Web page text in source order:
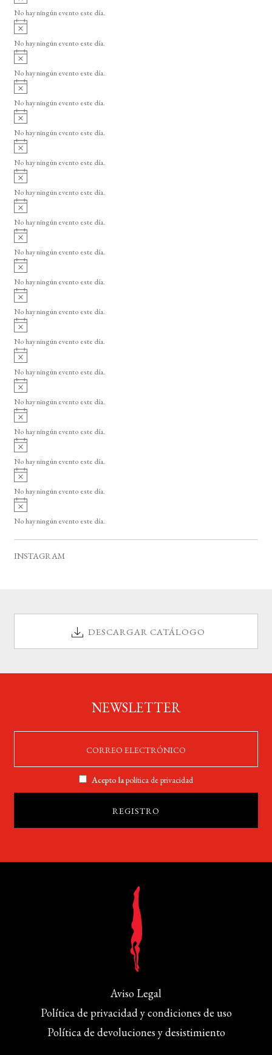
o
v
i
o
No hay ningún evento este día.
A
v
i
o
No hay ningún evento este día.
A
v
i
o
No hay ningún evento este día.
A
v
i
o
No hay ningún evento este día.
A
v
i
o
No hay ningún evento este día.
A
v
i
o
No hay ningún evento este día.
A
v
i
o
No hay ningún evento este día.
A
v
i
o
No hay ningún evento este día.
A
v
i
o
No hay ningún evento este día.
A
v
i
o
No hay ningún evento este día.
A
v
i
o
No hay ningún evento este día.
A
v
i
o
No hay ningún evento este día.
A
v
i
o
No hay ningún evento este día.
A
v
i
o
No hay ningún evento este día.
A
v
i
o
No hay ningún evento este día.
A
v
i
o
No hay ningún evento este día.
A
v
i
o
No hay ningún evento este día.
A
v
i
No hay ningún evento este día.
INSTAGRAM
DESCARGAR CATÁLOGO
NEWSLETTER
Acepto lapolítica de privacidad
Aviso Legal
Política de privacidad y condiciones de uso
Política de devoluciones y desistimiento